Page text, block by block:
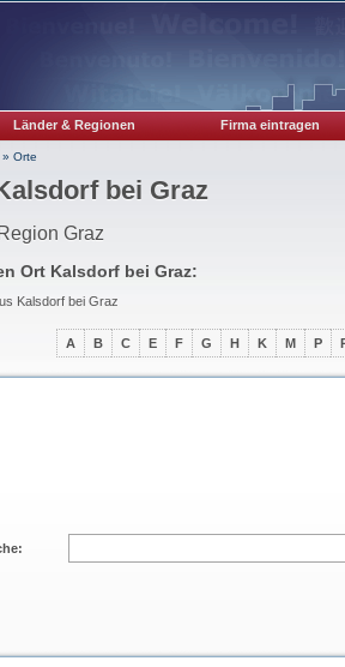
Länder & Regionen Firma eintragen
» Orte
bei Graz
Graz
Ort Kalsdorf bei Graz:
Kalsdorf bei Graz
A B C E F G H K M P